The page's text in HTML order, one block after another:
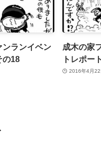
ンランイベン
の18
成木の家
トレポー
2016年4月22